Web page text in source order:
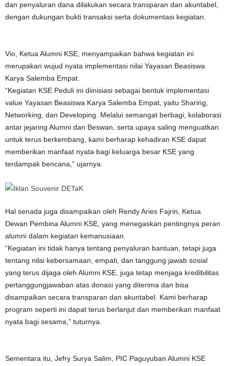
dan penyaluran dana dilakukan secara transparan dan akuntabel,
dengan dukungan bukti transaksi serta dokumentasi kegiatan.
Vio, Ketua Alumni KSE, menyampaikan bahwa kegiatan ini
merupakan wujud nyata implementasi nilai Yayasan Beasiswa
Karya Salemba Empat.
“Kegiatan KSE Peduli ini diinisiasi sebagai bentuk implementasi
value Yayasan Beasiswa Karya Salemba Empat, yaitu Sharing,
Networking, dan Developing. Melalui semangat berbagi, kolaborasi
antar jejaring Alumni dan Beswan, serta upaya saling menguatkan
untuk terus berkembang, kami berharap kehadiran KSE dapat
memberikan manfaat nyata bagi keluarga besar KSE yang
terdampak bencana,” ujarnya.
Hal senada juga disampaikan oleh Rendy Aries Fajrin, Ketua
Dewan Pembina Alumni KSE, yang menegaskan pentingnya peran
alumni dalam kegiatan kemanusiaan.
“Kegiatan ini tidak hanya tentang penyaluran bantuan, tetapi juga
tentang nilai kebersamaan, empati, dan tanggung jawab sosial
yang terus dijaga oleh Alumni KSE, juga tetap menjaga kredibilitas
pertanggungjawaban atas donasi yang diterima dan bisa
disampaikan secara transparan dan akuntabel. Kami berharap
program seperti ini dapat terus berlanjut dan memberikan manfaat
nyata bagi sesama,” tuturnya.
Sementara itu, Jefry Surya Salim, PIC Paguyuban Alumni KSE